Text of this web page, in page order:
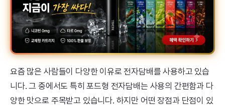
요즘 많은 사람들이 다양한 이유로 전자담배를 사용하고 있습
니다. 그 중에서도 특히 포드형 전자담배는 사용의 간편함과 다
양한 맛으로 주목받고 있습니다. 하지만 어떤 장점과 단점이 있